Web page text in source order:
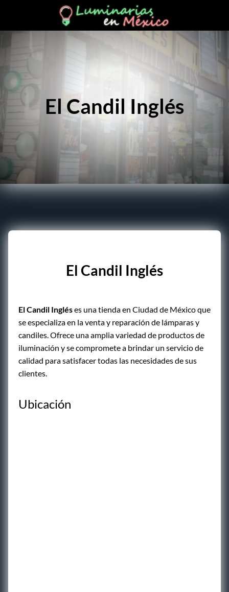
El Candil Inglés
El Candil Inglés
El Candil Ingléses una tienda en Ciudad de México que
se especializa en la venta y reparación de lámparas y
candiles. Ofrece una amplia variedad de productos de
iluminación y se compromete a brindar un servicio de
calidad para satisfacer todas las necesidades de sus
clientes.
Ubicación